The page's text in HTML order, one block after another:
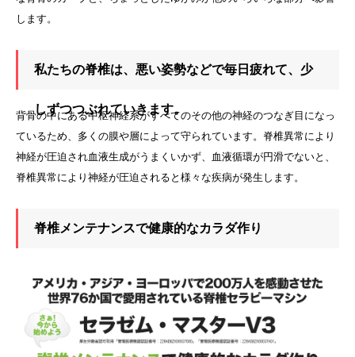
します。
私たちの脊椎は、悪い姿勢などで毎日疲れて、少
しずつつぶれていきます。
背骨の中にある中枢神経系がすべてのその他の神経のつなぎ目になっ
ているため、多くの膜や層によって守られています。脊椎異常により
神経が圧迫され血液生成がうまくいかず、血液循環が円滑でないと、
脊椎異常により神経が圧迫されると様々な疾病が発生します。
脊椎メンテナンスで健康的なカラダ作り